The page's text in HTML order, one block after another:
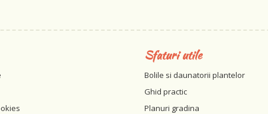
Sfaturi utile
Bolile si daunatorii plantelor
Ghid practic
Planuri gradina